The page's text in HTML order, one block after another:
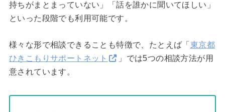
持ちがまとまっていない」「話を誰かに聞いてほしい」
といった段階でも利用可能です。
様々な形で相談できることも特徴で、たとえば「 東京都
ひきこもりサポートネット
」では5つの相談方法が用
意されています。